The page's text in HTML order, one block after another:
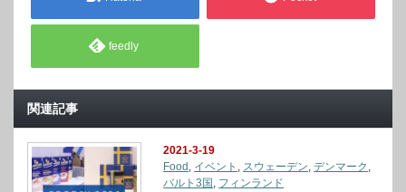
feedly
関連記事
2021-3-19
Food イベント スウェーデン ,デンマーク
バルト3国 フィンランド